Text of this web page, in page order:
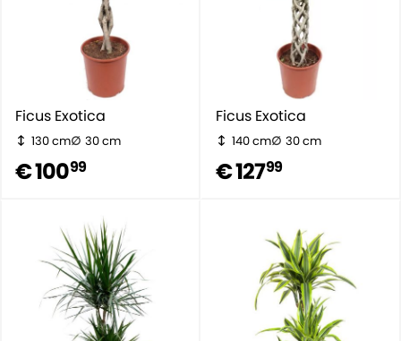
Ficus Exotica
130 cm 30 cm
€ 10099
Ficus Exotica
140 cm 30 cm
€ 12799